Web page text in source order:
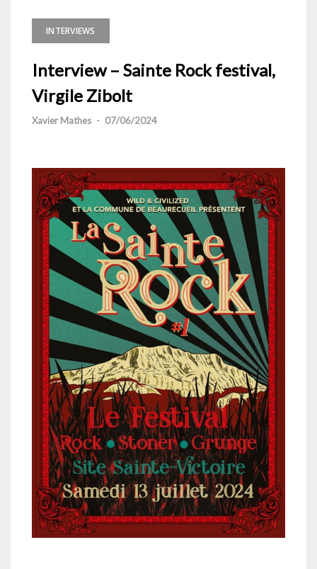
INTERVIEWS
Interview – Sainte Rock festival,
Virgile Zibolt
Xavier Mathes - 07/06/2024